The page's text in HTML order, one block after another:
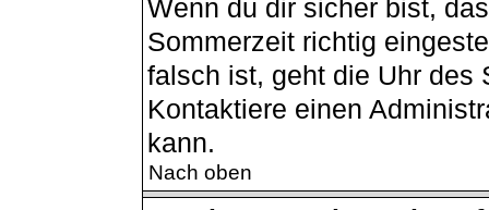
Wenn du dir sicher bist,
Sommerzeit richtig
falsch ist, geht die Uhr des
Kontaktiere einen
kann.
Nach oben